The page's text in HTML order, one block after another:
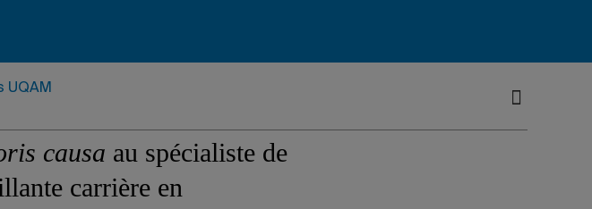
causa au spécialiste de
carrière en